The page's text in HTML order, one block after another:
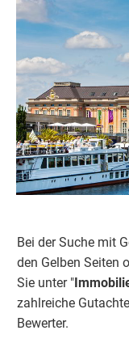
Bei der Suche mit
den Gelben Seiten
Sie unter "
zahlreiche
Bewerter.